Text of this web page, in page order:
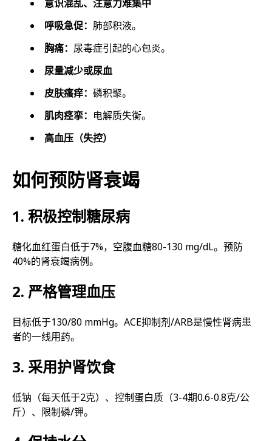
意识混乱、注意力难集中
呼吸急促： 肺部积液。
胸痛： 尿毒症引起的心包炎。
尿量减少或尿血
皮肤瘙痒： 磷积聚。
肌肉痉挛： 电解质失衡。
高血压（失控）
如何预防肾衰竭
1. 积极控制糖尿病
糖化血红蛋白低于7%，空腹血糖80-130 mg/dL。预防
40%的肾衰竭病例。
2. 严格管理血压
目标低于130/80 mmHg。ACE抑制剂/ARB是慢性肾病患
者的一线用药。
3. 采用护肾饮食
低钠（每天低于2克）、控制蛋白质（3-4期0.6-0.8克/公
斤）、限制磷/钾。